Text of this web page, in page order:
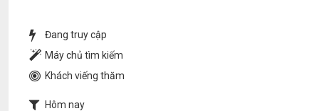
Đang truy cập
Máy chủ tìm kiếm
Khách viếng thăm
Hôm nay